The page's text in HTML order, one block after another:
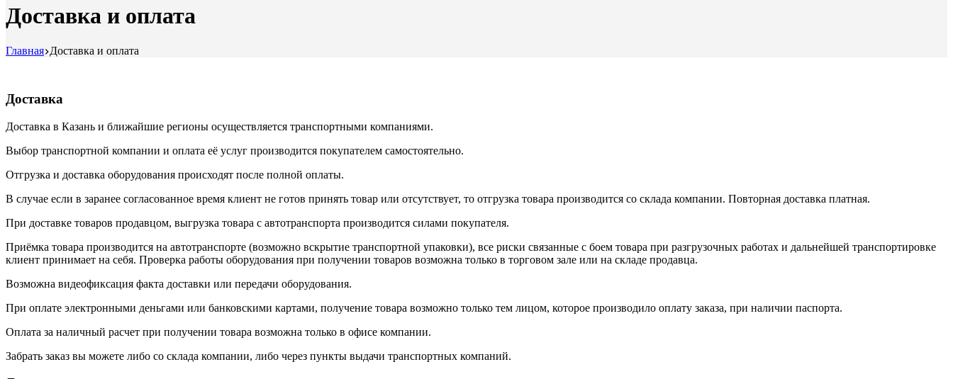
Доставка и оплата
Главная Доставка и оплата
Доставка
Доставка в Казань и ближайшие регионы осуществляется транспортными компаниями.
Выбор транспортной компании и оплата её услуг производится покупателем самостоятельно.
Отгрузка и доставка оборудования происходят после полной оплаты.
В случае если в заранее согласованное время клиент не готов принять товар или отсутствует, то отгрузка товара производится со склада компании. Повторная доставка платная.
При доставке товаров продавцом, выгрузка товара с автотранспорта производится силами покупателя.
Приёмка товара производится на автотранспорте (возможно вскрытие транспортной упаковки), все риски связанные с боем товара при разгрузочных работах и дальнейшей транспортировке
клиент принимает на себя. Проверка работы оборудования при получении товаров возможна только в торговом зале или на складе продавца.
Возможна видеофиксация факта доставки или передачи оборудования.
При оплате электронными деньгами или банковскими картами, получение товара возможно только тем лицом, которое производило оплату заказа, при наличии паспорта.
Оплата за наличный расчет при получении товара возможна только в офисе компании.
Забрать заказ вы можете либо со склада компании, либо через пункты выдачи транспортных компаний.